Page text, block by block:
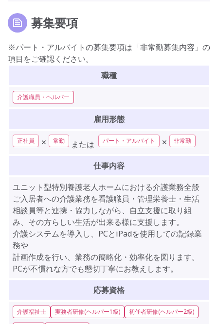
募集要項
※パート・アルバイトの募集要項は「非常勤募集内容」の
項目をご確認ください。
職種
介護職員・ヘルパー
雇用形態
正社員 ✕ 常勤 または パート・アルバイト ✕ 非常勤
仕事内容
ユニット型特別養護老人ホームにおける介護業務全般
ご入居者への介護業務を看護職員・管理栄養士・生活
相談員等と連携・協力しながら、自立支援に取り組
み、その方らしい生活が出来る様に支援します。
介護システムを導入し、PCとiPadを使用しての記録業
務や
計画作成を行い、業務の簡略化・効率化を図ります。
PCが不慣れな方でも懇切丁寧にお教えします。
応募資格
介護福祉士 実務者研修(ヘルパー1級) 初任者研修(ヘルパー2級)